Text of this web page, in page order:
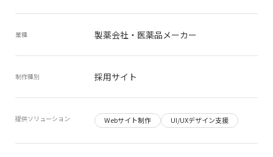
業種 製薬会社・医薬品メーカー
制作種別 採用サイト
提供ソリューション Webサイト制作 UI/UXデザイン支援